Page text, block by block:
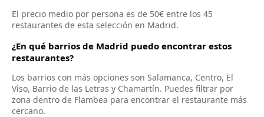
El precio medio por persona es de 50€ entre los 45
restaurantes de esta selección en Madrid.
¿En qué barrios de Madrid puedo encontrar estos
restaurantes?
Los barrios con más opciones son Salamanca, Centro, El
Viso, Barrio de las Letras y Chamartín. Puedes filtrar por
zona dentro de Flambea para encontrar el restaurante más
cercano.